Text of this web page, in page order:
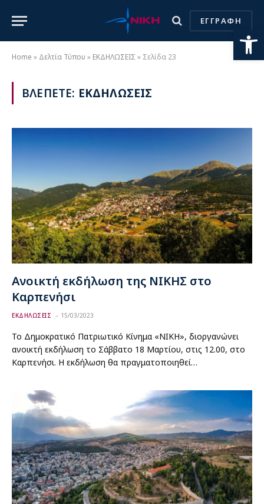
ΕΓΓΡΑΦΗ
Home » Δελτία Τύπου » ΕΚΔΗΛΩΣΕΙΣ » Σελίδα 23
ΒΛΕΠΕΤΕ: ΕΚΔΗΛΩΣΕΙΣ
Ανοικτή εκδήλωση της ΝΙΚΗΣ στο
Καρπενήσι
ΕΚΔΗΛΩΣΕΙΣ 15/03/2023
Το Δημοκρατικό Πατριωτικό Κίνημα «ΝΙΚΗ», διοργανώνει
ανοικτή εκδήλωση το Σάββατο 18 Μαρτίου, στις 12.00, στο
Καρπενήσι. Η εκδήλωση θα πραγματοποιηθεί…